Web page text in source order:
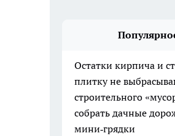
Остатки кирпича и
плитку не
строительного
собрать дачные
мини‑грядки